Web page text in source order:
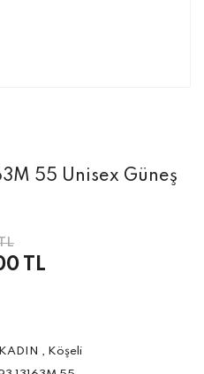
55 Unisex Güneş
TL
KADIN , Köşeli